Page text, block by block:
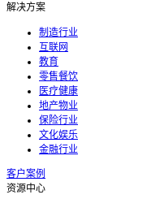
解决方案
制造行业
互联网
教育
零售餐饮
医疗健康
地产物业
保险行业
文化娱乐
金融行业
客户案例
资源中心